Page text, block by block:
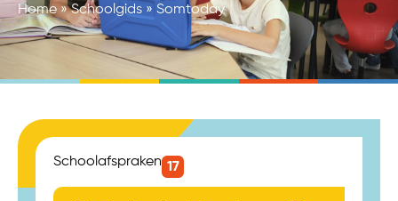
Home»Schoolgids » Somtoday
Schoolafspraken 17